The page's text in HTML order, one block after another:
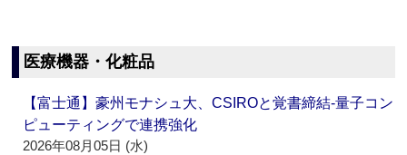
医療機器・化粧品
【富士通】豪州モナシュ大、CSIROと覚書締結‐量子コン
ピューティングで連携強化
2026年08月05日 (水)